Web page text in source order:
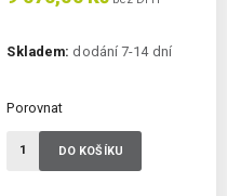
Skladem: dodání 7-14 dní
Porovnat
DO KOŠÍKU